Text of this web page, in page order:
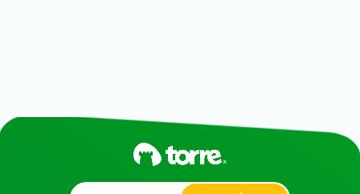
Alternative: